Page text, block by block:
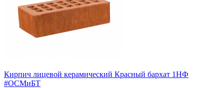
Пустотность: пустотелый
за шт
Кирпич лицевой керамический Красный бархат 1НФ
#ОСМиБТ